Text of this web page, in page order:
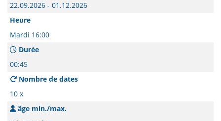
22.09.2026 - 01.12.2026
Heure
Mardi 16:00
Durée
00:45
Nombre de dates
10 x
âge min./max.